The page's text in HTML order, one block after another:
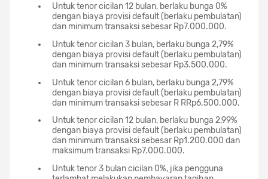
Untuk tenor cicilan 12 bulan, berlaku bunga 0%
dengan biaya provisi default (berlaku pembulatan)
dan minimum transaksi sebesar Rp7.000.000.
Untuk tenor cicilan 3 bulan, berlaku bunga 2,79%
dengan biaya provisi default (berlaku pembulatan)
dan minimum transaksi sebesar Rp3.500.000.
Untuk tenor cicilan 6 bulan, berlaku bunga 2,79%
dengan biaya provisi default (berlaku pembulatan)
dan minimum transaksi sebesar R RRp6.500.000.
Untuk tenor cicilan 12 bulan, berlaku bunga 2,99%
dengan biaya provisi default (berlaku pembulatan)
dan minimum transaksi sebesar Rp1.200.000 dan
maksimum transaksi Rp7.000.000.
Untuk tenor 3 bulan cicilan 0%, jika pengguna